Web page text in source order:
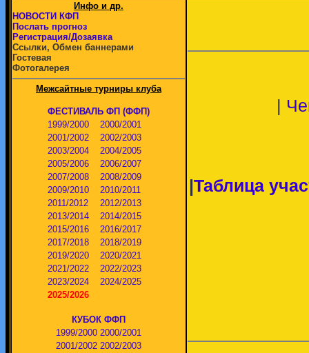
Инфо и др.
НОВОСТИ КФП
Послать прогноз
Регистрация/Дозаявка
Ссылки, Обмен баннерами
Гостевая
Фотогалерея
Межсайтные турниры клуба
ФЕСТИВАЛЬ ФП (ФФП)
1999/2000
2000/2001
2001/2002
2002/2003
2003/2004
2004/2005
2005/2006
2006/2007
2007/2008
2008/2009
2009/2010
2010/2011
2011/2012
2012/2013
2013/2014
2014/2015
2015/2016
2016/2017
2017/2018
2018/2019
2019/2020
2020/2021
2021/2022
2022/2023
2023/2024
2024/2025
2025/2026
КУБОК ФФП
1999/2000 2000/2001
2001/2002 2002/2003
|
|Таблица